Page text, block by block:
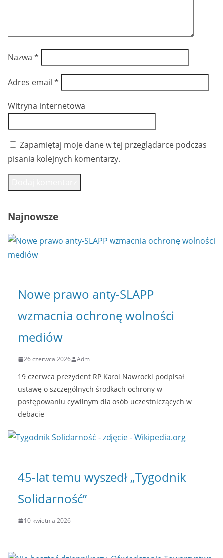
Nazwa *
Adres email *
Witryna internetowa
Zapamiętaj moje dane w tej przeglądarce podczas
pisania kolejnych komentarzy.
Najnowsze
Nowe prawo anty-SLAPP
wzmacnia ochronę wolności
mediów
26 czerwca 2026 Adm
19 czerwca prezydent RP Karol Nawrocki podpisał
ustawę o szczególnych środkach ochrony w
postępowaniu cywilnym dla osób uczestniczących w
debacie
45-lat temu wyszedł „Tygodnik
Solidarność”
10 kwietnia 2026